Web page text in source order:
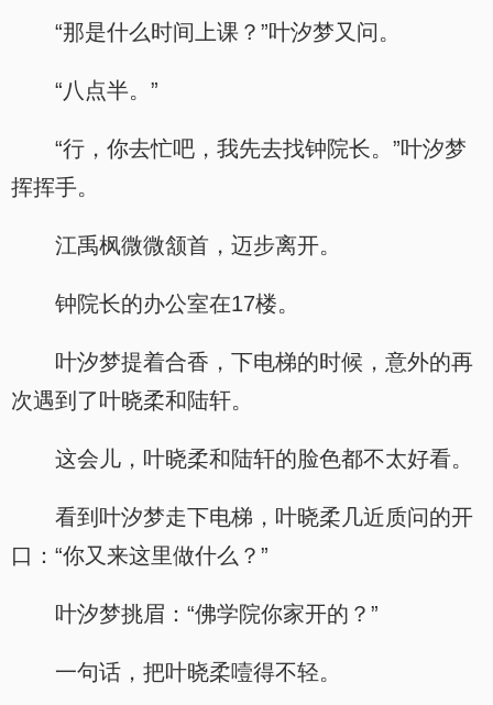
“那是什么时间上课？”叶汐梦又问。
“八点半。”
“行，你去忙吧，我先去找钟院长。”叶汐梦
挥挥手。
江禹枫微微颔首，迈步离开。
钟院长的办公室在17楼。
叶汐梦提着合香，下电梯的时候，意外的再
次遇到了叶晓柔和陆轩。
这会儿，叶晓柔和陆轩的脸色都不太好看。
看到叶汐梦走下电梯，叶晓柔几近质问的开
口：“你又来这里做什么？”
叶汐梦挑眉：“佛学院你家开的？”
一句话，把叶晓柔噎得不轻。